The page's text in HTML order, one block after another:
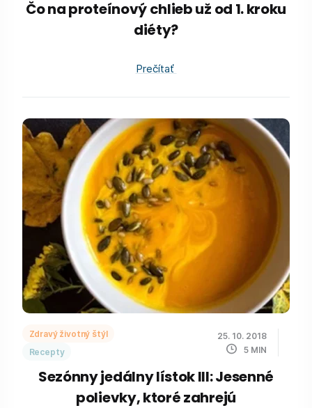
Čo na proteínový chlieb už od 1. kroku
diéty?
Prečítať
Zdravý životný štýl
Recepty
25. 10. 2018
5 MIN
Sezónny jedálny lístok III: Jesenné
polievky, ktoré zahrejú